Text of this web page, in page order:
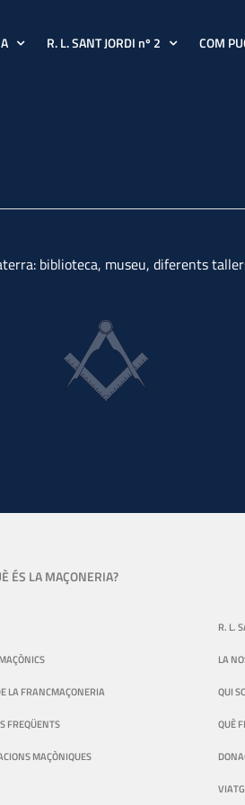
R. L. SANT JORDI nº 2 COM
biblioteca, museu, diferents
ÉS LA MAÇONERIA?
LA FRANCMAÇONERIA
FREQÜENTS
MAÇÒNIQUES
R. L.
LA
QUI
QUÈ